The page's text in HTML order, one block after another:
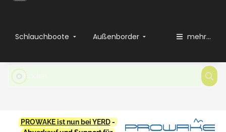
Schlauchboote Außenborder mehr...
PROWAKE ist nun bei YERD-